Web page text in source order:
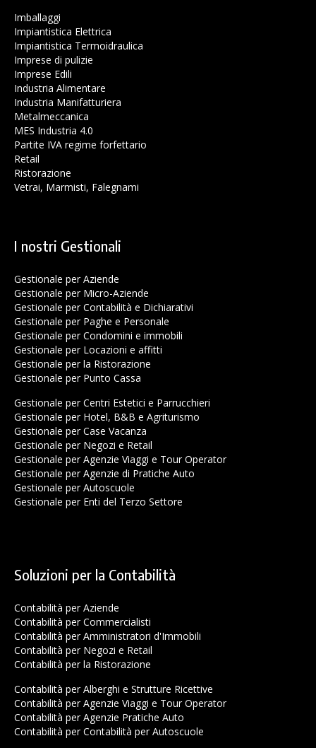
Imballaggi
Impiantistica Elettrica
Impiantistica Termoidraulica
Imprese di pulizie
Imprese Edili
Industria Alimentare
Industria Manifatturiera
Metalmeccanica
MES Industria 4.0
Partite IVA regime forfettario
Retail
Ristorazione
Vetrai, Marmisti, Falegnami
I nostri Gestionali
Gestionale per Aziende
Gestionale per Micro-Aziende
Gestionale per Contabilità e Dichiarativi
Gestionale per Paghe e Personale
Gestionale per Condomini e immobili
Gestionale per Locazioni e affitti
Gestionale per la Ristorazione
Gestionale per Punto Cassa
Gestionale per Centri Estetici e Parrucchieri
Gestionale per Hotel, B&B e Agriturismo
Gestionale per Case Vacanza
Gestionale per Negozi e Retail
Gestionale per Agenzie Viaggi e Tour Operator
Gestionale per Agenzie di Pratiche Auto
Gestionale per Autoscuole
Gestionale per Enti del Terzo Settore
Soluzioni per la Contabilità
Contabilità per Aziende
Contabilità per Commercialisti
Contabilità per Amministratori d'Immobili
Contabilità per Negozi e Retail
Contabilità per la Ristorazione
Contabilità per Alberghi e Strutture Ricettive
Contabilità per Agenzie Viaggi e Tour Operator
Contabilità per Agenzie Pratiche Auto
Contabilità per Contabilità per Autoscuole